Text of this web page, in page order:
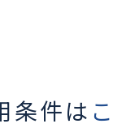
条件は